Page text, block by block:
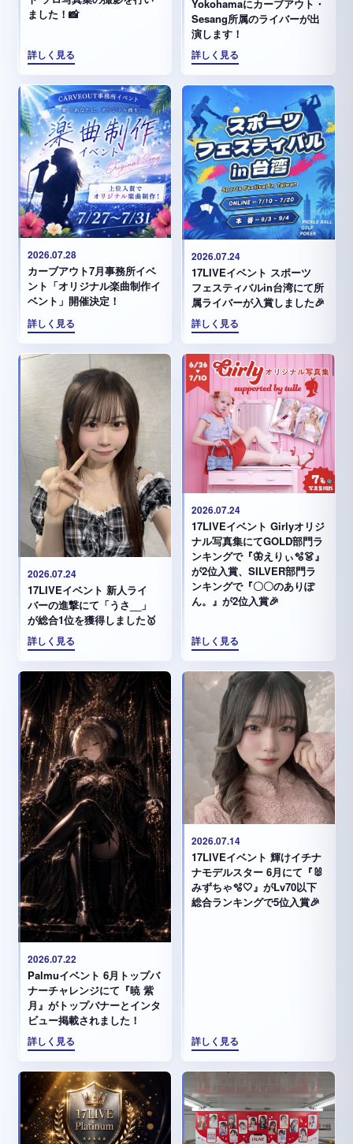
ました！📸
詳しく見る
Yokohamaにカーブアウト・
Sesang所属のライバーが出
演します！
詳しく見る
2026.07.28
カーブアウト7月事務所イベ
ント「オリジナル楽曲制作イ
ベント」開催決定！
詳しく見る
2026.07.24
17LIVEイベント スポーツ
フェスティバルin台湾にて所
属ライバーが入賞しました🎉
詳しく見る
2026.07.24
17LIVEイベント 新人ライ
バーの進撃にて「うさ__」
が総合1位を獲得しました🥇
詳しく見る
2026.07.24
17LIVEイベント Girlyオリジ
ナル写真集にてGOLD部門ラ
ンキングで『🦋えりぃ🫧👗』
が2位入賞、SILVER部門ラ
ンキングで『〇〇のありぽ
ん。』が2位入賞🎉
詳しく見る
2026.07.22
Palmuイベント 6月トップバ
ナーチャレンジにて『暁 紫
月』がトップバナーとインタ
ビュー掲載されました！
詳しく見る
2026.07.14
17LIVEイベント 輝けイチナ
ナモデルスター 6月にて『🐰
みずちゃ️🫧🤍』がLv70以下
総合ランキングで5位入賞🎉
詳しく見る